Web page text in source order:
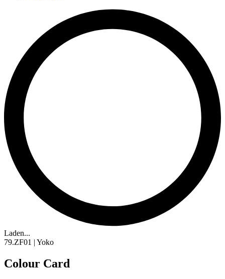
Laden...
79.ZF01 | Yoko
Colour Card